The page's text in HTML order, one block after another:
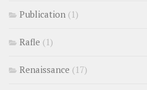
Publication (1)
Rafle (1)
Renaissance (17)